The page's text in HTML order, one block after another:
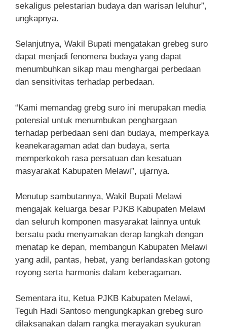
sekaligus pelestarian budaya dan warisan leluhur”,
ungkapnya.
Selanjutnya, Wakil Bupati mengatakan grebeg suro
dapat menjadi fenomena budaya yang dapat
menumbuhkan sikap mau menghargai perbedaan
dan sensitivitas terhadap perbedaan.
“Kami memandag grebg suro ini merupakan media
potensial untuk menumbukan penghargaan
terhadap perbedaan seni dan budaya, memperkaya
keanekaragaman adat dan budaya, serta
memperkokoh rasa persatuan dan kesatuan
masyarakat Kabupaten Melawi”, ujarnya.
Menutup sambutannya, Wakil Bupati Melawi
mengajak keluarga besar PJKB Kabupaten Melawi
dan seluruh komponen masyarakat lainnya untuk
bersatu padu menyamakan derap langkah dengan
menatap ke depan, membangun Kabupaten Melawi
yang adil, pantas, hebat, yang berlandaskan gotong
royong serta harmonis dalam keberagaman.
Sementara itu, Ketua PJKB Kabupaten Melawi,
Teguh Hadi Santoso mengungkapkan grebeg suro
dilaksanakan dalam rangka merayakan syukuran